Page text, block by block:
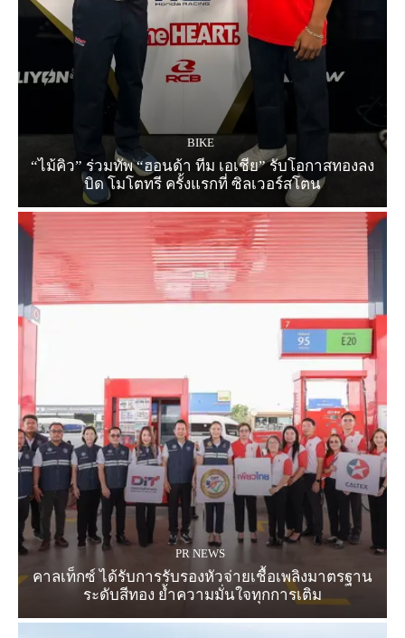
BIKE
“ไม้คิว” ร่วมทัพ “ฮอนด้า ทีม เอเชีย” รับโอกาสทองลง
บิด โมโตทรี ครั้งแรกที่ ซิลเวอร์สโตน
PR NEWS
คาลเท็กซ์ ได้รับการรับรองหัวจ่ายเชื้อเพลิงมาตรฐาน
ระดับสีทอง ย้ำความมั่นใจทุกการเติม